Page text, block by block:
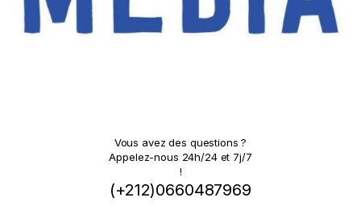
Vous avez des questions ?
Appelez-nous 24h/24 et 7j/7
!
(+212)0660487969